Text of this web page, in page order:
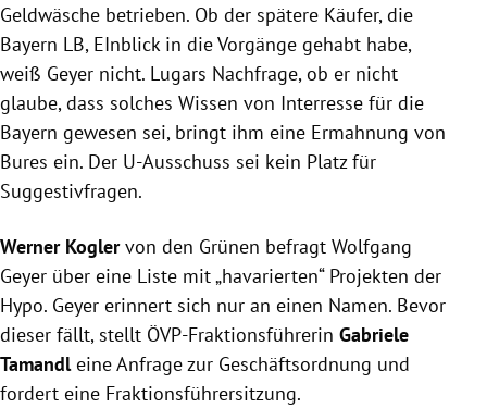
Geldwäsche betrieben. Ob der spätere Käufer, die
Bayern LB, EInblick in die Vorgänge gehabt habe,
weiß Geyer nicht. Lugars Nachfrage, ob er nicht
glaube, dass solches Wissen von Interresse für die
Bayern gewesen sei, bringt ihm eine Ermahnung von
Bures ein. Der U-Ausschuss sei kein Platz für
Suggestivfragen.
Werner Kogler von den Grünen befragt Wolfgang
Geyer über eine Liste mit „havarierten“ Projekten der
Hypo. Geyer erinnert sich nur an einen Namen. Bevor
dieser fällt, stellt ÖVP-Fraktionsführerin Gabriele
Tamandl eine Anfrage zur Geschäftsordnung und
fordert eine Fraktionsführersitzung.